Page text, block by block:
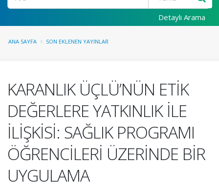
Detaylı Arama
ANA SAYFA SON EKLENEN YAYINLAR
KARANLIK ÜÇLÜ’NÜN ETİK
DEĞERLERE YATKINLIK İLE
İLİŞKİSİ: SAĞLIK PROGRAMI
ÖĞRENCİLERİ ÜZERİNDE BİR
UYGULAMA